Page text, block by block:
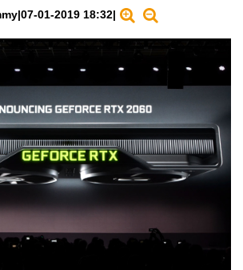
|07-01-2019 18:32|